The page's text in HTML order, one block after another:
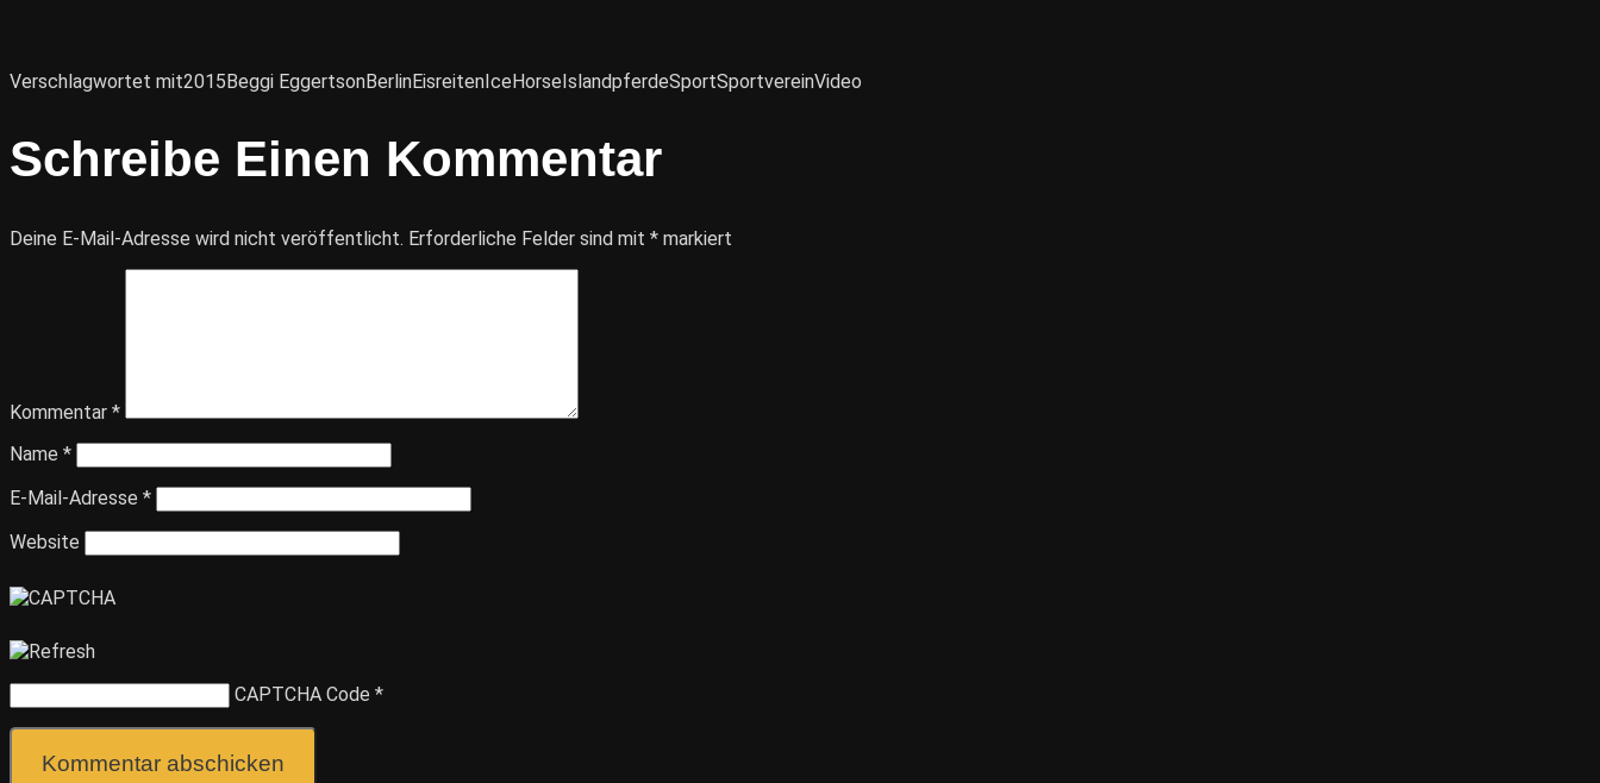
Verschlagwortet mit2015 Beggi EggertsonBerlinEisreiten IceHorse IslandpferdeSportSportvereinVideo
Schreibe Einen Kommentar
Deine E-Mail-Adresse wird nicht veröffentlicht. Erforderliche Felder sind mit * markiert
Kommentar *
Name *
E-Mail-Adresse *
Website
CAPTCHA Code *